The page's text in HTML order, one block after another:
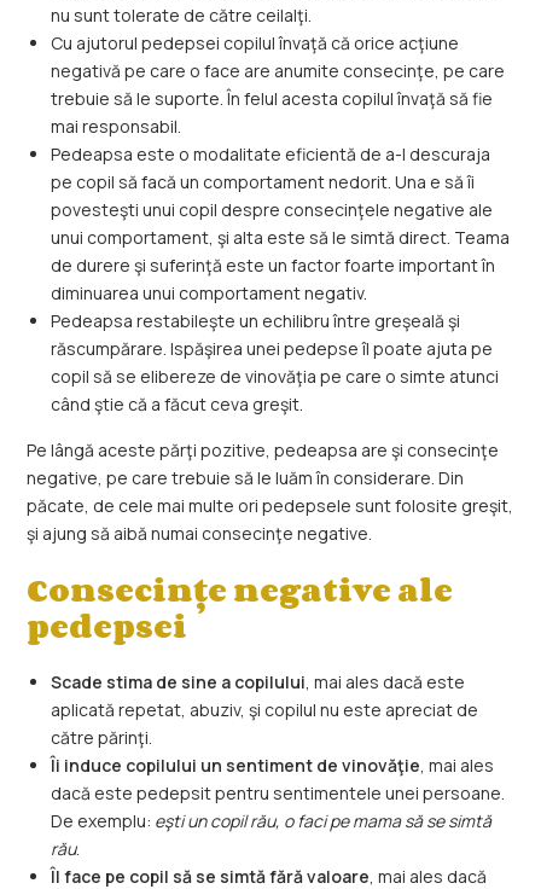
nu sunt tolerate de către ceilalţi.
Cu ajutorul pedepsei copilul învaţă că orice acţiune
negativă pe care o face are anumite consecinţe, pe care
trebuie să le suporte. În felul acesta copilul învaţă să fie
mai responsabil.
Pedeapsa este o modalitate eficientă de a-l descuraja
pe copil să facă un comportament nedorit. Una e să îi
povesteşti unui copil despre consecinţele negative ale
unui comportament, şi alta este să le simtă direct. Teama
de durere şi suferinţă este un factor foarte important în
diminuarea unui comportament negativ.
Pedeapsa restabileşte un echilibru între greşeală şi
răscumpărare. Ispăşirea unei pedepse îl poate ajuta pe
copil să se elibereze de vinovăţia pe care o simte atunci
când ştie că a făcut ceva greşit.
Pe lângă aceste părţi pozitive, pedeapsa are şi consecinţe
negative, pe care trebuie să le luăm în considerare. Din
păcate, de cele mai multe ori pedepsele sunt folosite greşit,
şi ajung să aibă numai consecinţe negative.
Consecinţe negative ale
pedepsei
Scade stima de sine a copilului, mai ales dacă este
aplicată repetat, abuziv, şi copilul nu este apreciat de
către părinţi.
Îi induce copilului un sentiment de vinovăţie, mai ales
dacă este pedepsit pentru sentimentele unei persoane.
De exemplu: eşti un copil rău, o faci pe mama să se simtă
rău.
Îl face pe copil să se simtă fără valoare, mai ales dacă